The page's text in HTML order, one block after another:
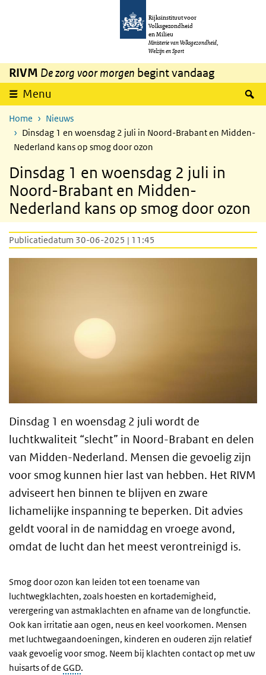
Overslaan en naar de inhoud gaan
Rijksinstituut voor
Volksgezondheid
en Milieu
Ministerie van Volksgezondheid,
Welzijn en Sport
RIVM De zorg voor morgen begint vandaag
Menu
Home
Nieuws
Dinsdag 1 en woensdag 2 juli in Noord-Brabant en Midden-
Nederland kans op smog door ozon
Dinsdag 1 en woensdag 2 juli in
Noord-Brabant en Midden-
Nederland kans op smog door ozon
Publicatiedatum 30-06-2025 | 11:45
Dinsdag 1 en woensdag 2 juli wordt de
luchtkwaliteit “slecht” in Noord-Brabant en delen
van Midden-Nederland. Mensen die gevoelig zijn
voor smog kunnen hier last van hebben. Het RIVM
adviseert hen binnen te blijven en zware
lichamelijke inspanning te beperken. Dit advies
geldt vooral in de namiddag en vroege avond,
omdat de lucht dan het meest verontreinigd is.
Smog door ozon kan leiden tot een toename van
luchtwegklachten, zoals hoesten en kortademigheid,
verergering van astmaklachten en afname van de longfunctie.
Ook kan irritatie aan ogen, neus en keel voorkomen. Mensen
met luchtwegaandoeningen, kinderen en ouderen zijn relatief
vaak gevoelig voor smog. Neem bij klachten contact op met uw
huisarts of de GGD.